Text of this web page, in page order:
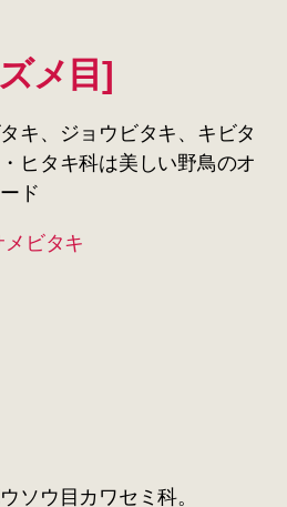
メ目]
キ、ジョウビタキ、キビタ
ヒタキ科は美しい野鳥のオ
ド
メビタキ
ソウ目カワセミ科。